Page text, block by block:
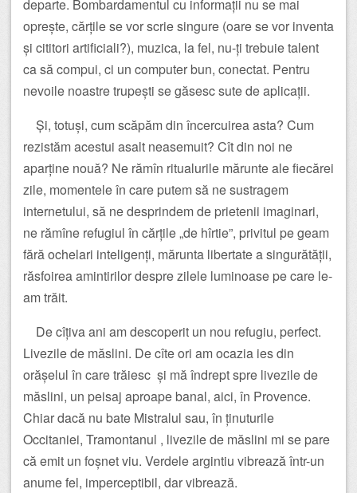
departe. Bombardamentul cu informații nu se mai
oprește, cărțile se vor scrie singure (oare se vor inventa
și cititori artificiali?), muzica, la fel, nu-ți trebuie talent
ca să compui, ci un computer bun, conectat. Pentru
nevoile noastre trupești se găsesc sute de aplicații.
Și, totuși, cum scăpăm din încercuirea asta? Cum
rezistăm acestui asalt neasemuit? Cît din noi ne
aparține nouă? Ne rămîn ritualurile mărunte ale fiecărei
zile, momentele în care putem să ne sustragem
internetului, să ne desprindem de prietenii imaginari,
ne rămîne refugiul în cărțile „de hîrtie”, privitul pe geam
fără ochelari inteligenți, mărunta libertate a singurătății,
răsfoirea amintirilor despre zilele luminoase pe care le-
am trăit.
De cîțiva ani am descoperit un nou refugiu, perfect.
Livezile de măslini. De cîte ori am ocazia ies din
orășelul în care trăiesc și mă îndrept spre livezile de
măslini, un peisaj aproape banal, aici, în Provence.
Chiar dacă nu bate Mistralul sau, în ținuturile
Occitaniei, Tramontanul , livezile de măslini mi se pare
că emit un foșnet viu. Verdele argintiu vibrează într-un
anume fel, imperceptibil, dar vibrează.